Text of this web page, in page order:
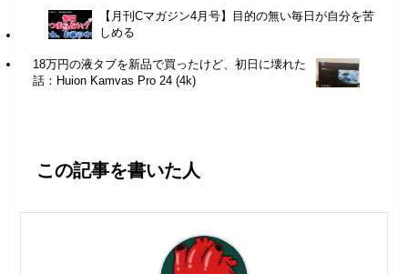
【月刊Cマガジン4月号】目的の無い毎日が自分を苦
しめる
18万円の液タブを新品で買ったけど、初日に壊れた
話：Huion Kamvas Pro 24 (4k)
この記事を書いた人